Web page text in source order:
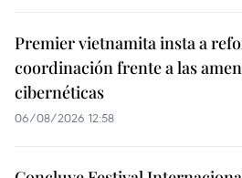
Premier vietnamita insta a
coordinación frente a las
cibernéticas
06/08/2026 12:58